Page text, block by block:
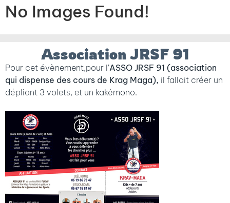
No Images Found!
Association JRSF 91
Pour cet évènement,pour l’ASSO JRSF 91 (association
qui dispense des cours de Krag Maga), il fallait créer un
dépliant 3 volets, et un kakémono.